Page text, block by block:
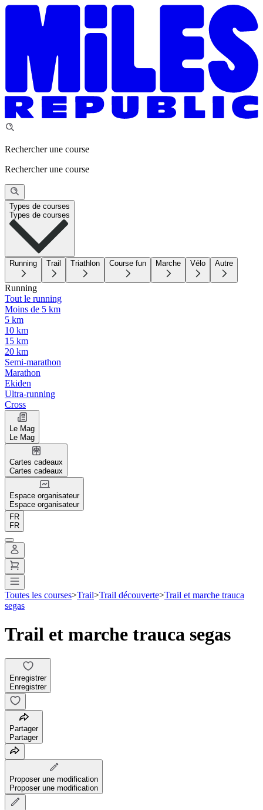
Rechercher une course
Rechercher une course
Types de courses
Types de courses
Running Trail Triathlon Course fun Marche Vélo Autre
Running
Tout le running
Moins de 5 km
5 km
10 km
15 km
20 km
Semi-marathon
Marathon
Ekiden
Ultra-running
Cross
Le Mag
Le Mag
Cartes cadeaux
Cartes cadeaux
Espace organisateur
Espace organisateur
FR
FR
Toutes les courses>Trail>Trail découverte>Trail et marche trauca
segas
Trail et marche trauca segas
Enregistrer
Enregistrer
Partager
Partager
Proposer une modification
Proposer une modification